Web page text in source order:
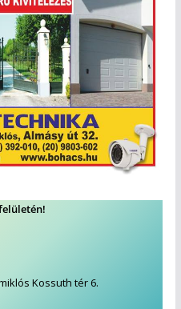
Kossuth tér 6.